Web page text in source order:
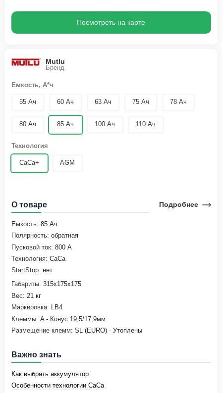
Mutlu
Бренд
Емкость, А*ч
55 Ач 60 Ач 63 Ач 75 Ач 78 Ач
80 Ач 85 Ач 100 Ач 110 Ач
Технология
CaCa+ AGM
О товаре Подробнее
Емкость: 85 Ач
Полярность: обратная
Пусковой ток: 800 А
Технология: CaCa
StartStop: нет
Габариты: 315х175х175
Вес: 21 кг
Маркировка: LB4
Клеммы: A - Конус 19,5/17,9мм
Размещение клемм: SL (EURO) - Утоплены
Важно знать
Как выбрать аккумулятор
Особенности технологии CaCa
Посмотреть на карте